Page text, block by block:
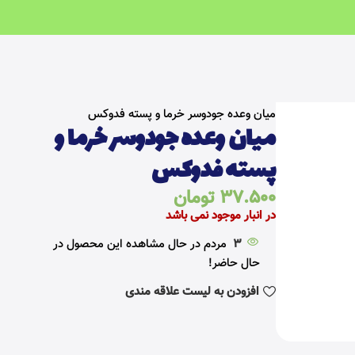
میان وعده جودوسر خرما و پسته فدوکس
میان وعده جودوسر خرما و
پسته فدوکس
37.500 تومان
در انبار موجود نمی باشد
3 مردم در حال مشاهده این محصول در
حال حاضر!
افزودن به لیست علاقه مندی